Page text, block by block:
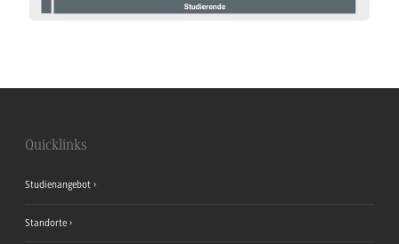
Quicklinks
Studienangebot
Standorte